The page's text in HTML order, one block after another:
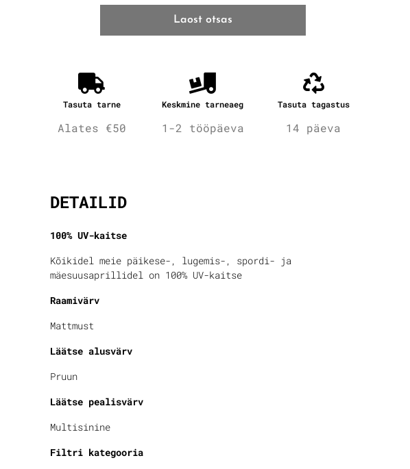
Laost otsas
Tasuta tarne
Alates €50
Keskmine tarneaeg
1-2 tööpäeva
Tasuta tagastus
14 päeva
DETAILID
100% UV-kaitse
Kõikidel meie päikese-, lugemis-, spordi- ja
mäesuusaprillidel on 100% UV-kaitse
Raamivärv
Mattmust
Läätse alusvärv
Pruun
Läätse pealisvärv
Multisinine
Filtri kategooria